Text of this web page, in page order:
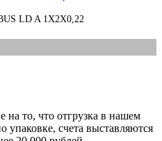
LD A 1X2X0,22
то, что отгрузка в нашем
упаковке, счета выставляются